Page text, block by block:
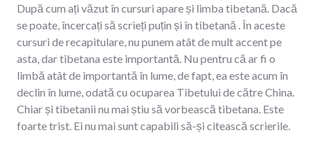
După cum ați văzut în cursuri apare și limba tibetană. Dacă
se poate, încercați să scrieți puțin și în tibetană . În aceste
cursuri de recapitulare, nu punem atât de mult accent pe
asta, dar tibetana este importantă. Nu pentru că ar fi o
limbă atât de importantă în lume, de fapt, ea este acum în
declin în lume, odată cu ocuparea Tibetului de către China.
Chiar și tibetanii nu mai știu să vorbească tibetana. Este
foarte trist. Ei nu mai sunt capabili să-și citească scrierile.